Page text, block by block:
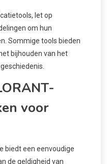
let op
om hun
Sommige tools bieden
bijhouden van het
voor
biedt een eenvoudige
de geldigheid van